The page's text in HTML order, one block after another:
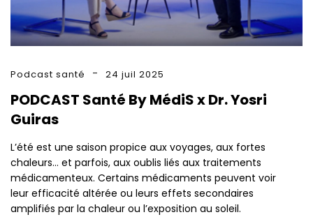
Podcast santé 24 juil 2025
PODCAST Santé By MédiS x Dr. Yosri
Guiras
L’été est une saison propice aux voyages, aux fortes
chaleurs… et parfois, aux oublis liés aux traitements
médicamenteux. Certains médicaments peuvent voir
leur efficacité altérée ou leurs effets secondaires
amplifiés par la chaleur ou l’exposition au soleil.